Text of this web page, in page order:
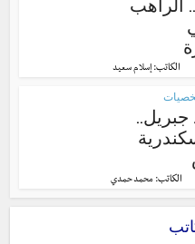
الكاتب: إسلام سعيد
الكاتب: محمد حمدي